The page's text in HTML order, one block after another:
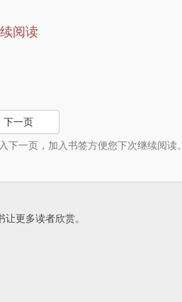
阅读
下一页
一页，加入书签方便您下次继续阅读。
更多读者欣赏。